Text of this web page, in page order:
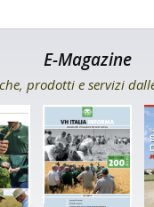
E-Magazine
prodotti e servizi